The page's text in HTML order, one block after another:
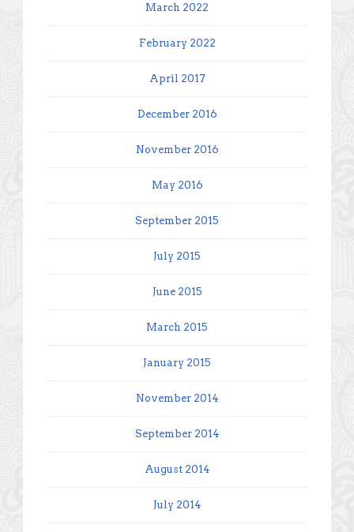
March 2022
February 2022
April 2017
December 2016
November 2016
May 2016
September 2015
July 2015
June 2015
March 2015
January 2015
November 2014
September 2014
August 2014
July 2014